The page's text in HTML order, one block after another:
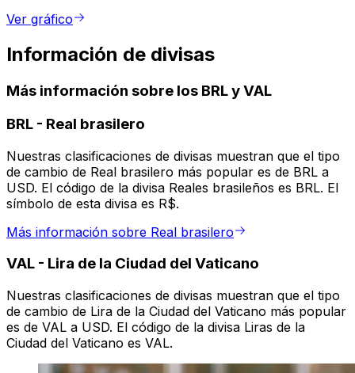
Ver gráfico
Información de divisas
Más información sobre los BRL y VAL
BRL - Real brasilero
Nuestras clasificaciones de divisas muestran que el tipo
de cambio de Real brasilero más popular es de BRL a
USD. El código de la divisa Reales brasileños es BRL. El
símbolo de esta divisa es R$.
Más información sobre Real brasilero
VAL - Lira de la Ciudad del Vaticano
Nuestras clasificaciones de divisas muestran que el tipo
de cambio de Lira de la Ciudad del Vaticano más popular
es de VAL a USD. El código de la divisa Liras de la
Ciudad del Vaticano es VAL.